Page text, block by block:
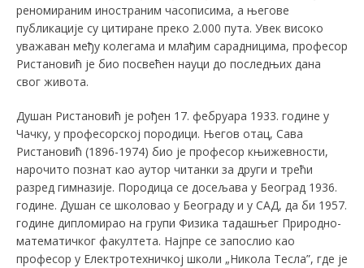
реномираним иностраним часописима, а његове
публикације су цитиране преко 2.000 пута. Увек високо
уважаван међу колегама и млађим сарадницима, професор
Ристановић је био посвећен науци до последњих дана
свог живота.
Душан Ристановић је рођен 17. фебруара 1933. године у
Чачку, у професорској породици. Његов отац, Сава
Ристановић (1896-1974) био је професор књижевности,
нарочито познат као аутор читанки за други и трећи
разред гимназије. Породица се досељава у Београд 1936.
године. Душан се школовао у Београду и у САД, да би 1957.
године дипломирао на групи Физика тадашњег Природно-
математичког факултета. Најпре се запослио као
професор у Електротехничкој школи „Никола Тесла”, где је